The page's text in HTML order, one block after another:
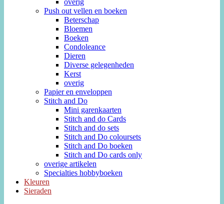
overig
Push out vellen en boeken
Beterschap
Bloemen
Boeken
Condoleance
Dieren
Diverse gelegenheden
Kerst
overig
Papier en enveloppen
Stitch and Do
Mini garenkaarten
Stitch and do Cards
Stitch and do sets
Stitch and Do coloursets
Stitch and Do boeken
Stitch and Do cards only
overige artikelen
Specialties hobbyboeken
Kleuren
Sieraden